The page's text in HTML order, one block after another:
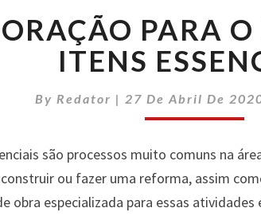
PARA
O
ITENS
PARA
ITENS
By Redator | 27 De Abril De
são processos muito comuns na
ou fazer uma reforma, assim
obra especializada para essas